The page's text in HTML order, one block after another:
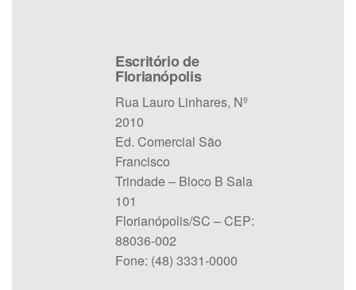
Escritório de
Florianópolis
Rua Lauro Linhares, Nº
2010
Ed. Comercial São
Francisco
Trindade – Bloco B Sala
101
Florianópolis/SC – CEP:
88036-002
Fone: (48) 3331-0000